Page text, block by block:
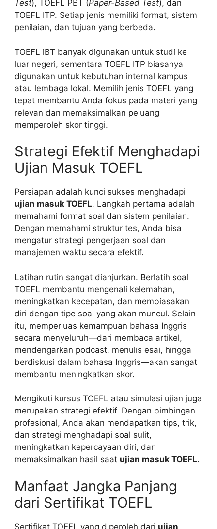
Test), TOEFL PBT (Paper-Based Test), dan
TOEFL ITP. Setiap jenis memiliki format, sistem
penilaian, dan tujuan yang berbeda.
TOEFL iBT banyak digunakan untuk studi ke
luar negeri, sementara TOEFL ITP biasanya
digunakan untuk kebutuhan internal kampus
atau lembaga lokal. Memilih jenis TOEFL yang
tepat membantu Anda fokus pada materi yang
relevan dan memaksimalkan peluang
memperoleh skor tinggi.
Strategi Efektif Menghadapi
Ujian Masuk TOEFL
Persiapan adalah kunci sukses menghadapi
ujian masuk TOEFL. Langkah pertama adalah
memahami format soal dan sistem penilaian.
Dengan memahami struktur tes, Anda bisa
mengatur strategi pengerjaan soal dan
manajemen waktu secara efektif.
Latihan rutin sangat dianjurkan. Berlatih soal
TOEFL membantu mengenali kelemahan,
meningkatkan kecepatan, dan membiasakan
diri dengan tipe soal yang akan muncul. Selain
itu, memperluas kemampuan bahasa Inggris
secara menyeluruh—dari membaca artikel,
mendengarkan podcast, menulis esai, hingga
berdiskusi dalam bahasa Inggris—akan sangat
membantu meningkatkan skor.
Mengikuti kursus TOEFL atau simulasi ujian juga
merupakan strategi efektif. Dengan bimbingan
profesional, Anda akan mendapatkan tips, trik,
dan strategi menghadapi soal sulit,
meningkatkan kepercayaan diri, dan
memaksimalkan hasil saat ujian masuk TOEFL.
Manfaat Jangka Panjang
dari Sertifikat TOEFL
Sertifikat TOEFL yang diperoleh dari ujian